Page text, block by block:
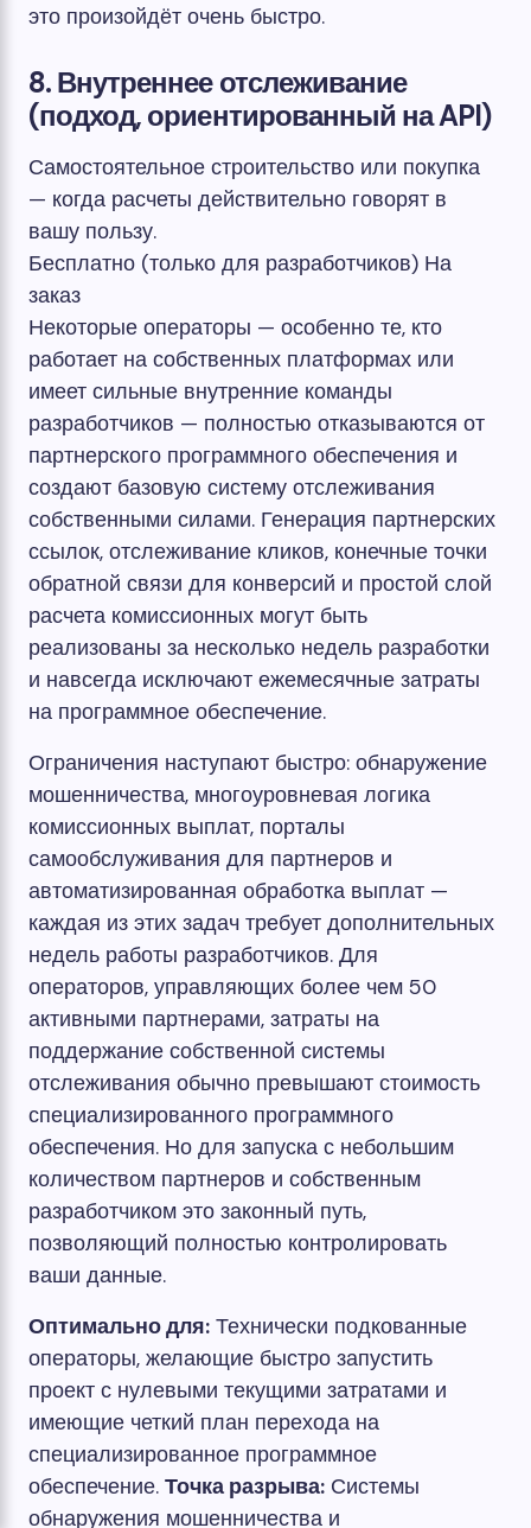
это произойдёт очень быстро.
8. Внутреннее отслеживание
(подход, ориентированный на API)
Самостоятельное строительство или покупка
— когда расчеты действительно говорят в
вашу пользу.
Бесплатно (только для разработчиков) На
заказ
Некоторые операторы — особенно те, кто
работает на собственных платформах или
имеет сильные внутренние команды
разработчиков — полностью отказываются от
партнерского программного обеспечения и
создают базовую систему отслеживания
собственными силами. Генерация партнерских
ссылок, отслеживание кликов, конечные точки
обратной связи для конверсий и простой слой
расчета комиссионных могут быть
реализованы за несколько недель разработки
и навсегда исключают ежемесячные затраты
на программное обеспечение.
Ограничения наступают быстро: обнаружение
мошенничества, многоуровневая логика
комиссионных выплат, порталы
самообслуживания для партнеров и
автоматизированная обработка выплат —
каждая из этих задач требует дополнительных
недель работы разработчиков. Для
операторов, управляющих более чем 50
активными партнерами, затраты на
поддержание собственной системы
отслеживания обычно превышают стоимость
специализированного программного
обеспечения. Но для запуска с небольшим
количеством партнеров и собственным
разработчиком это законный путь,
позволяющий полностью контролировать
ваши данные.
Оптимально для: Технически подкованные
операторы, желающие быстро запустить
проект с нулевыми текущими затратами и
имеющие четкий план перехода на
специализированное программное
обеспечение. Точка разрыва: Системы
обнаружения мошенничества и